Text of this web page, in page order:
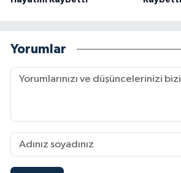
Yorumlar